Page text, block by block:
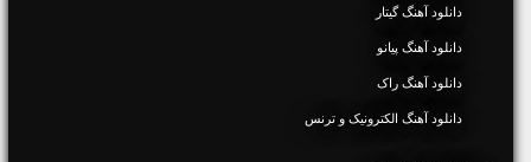
دانلود آهنگ گیتار
دانلود آهنگ پیانو
دانلود آهنگ راک
دانلود آهنگ الکترونیک و ترنس